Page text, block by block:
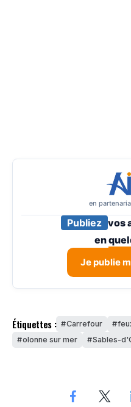
en
Publiez vos
en
Je publie
Étiquettes : Carrefour
olonne sur mer
Sables-